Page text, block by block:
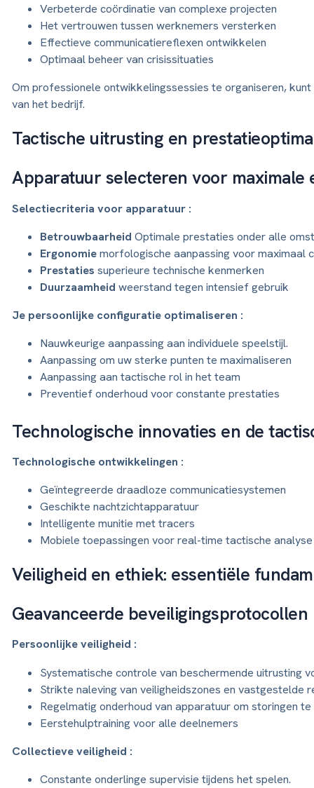
Verbeterde coördinatie van complexe projecten
Het vertrouwen tussen werknemers versterken
Effectieve communicatiereflexen ontwikkelen
Optimaal beheer van crisissituaties
Om professionele ontwikkelingssessies te organiseren,
van het bedrijf.
Tactische uitrusting en
Apparatuur selecteren voor maximale
Selectiecriteria voor apparatuur :
Betrouwbaarheid Optimale prestaties onder alle
Ergonomiemorfologische aanpassing voor maximaal
Prestaties superieure technische kenmerken
Duurzaamheid weerstand tegen intensief gebruik
Je persoonlijke configuratie optimaliseren :
Nauwkeurige aanpassing aan individuele speelstijl.
Aanpassing om uw sterke punten te maximaliseren
Aanpassing aan tactische rol in het team
Preventief onderhoud voor constante prestaties
Technologische innovaties en de
Technologische ontwikkelingen :
Geïntegreerde draadloze communicatiesystemen
Geschikte nachtzichtapparatuur
Intelligente munitie met tracers
Mobiele toepassingen voor real-time tactische analyse
Veiligheid en ethiek: essentiële
Geavanceerde beveiligingsprotocollen
Persoonlijke veiligheid :
Systematische controle van beschermende uitrusting
Strikte naleving van veiligheidszones en vastgestelde
Regelmatig onderhoud van apparatuur om storingen
Eerstehulptraining voor alle deelnemers
Collectieve veiligheid :
Constante onderlinge supervisie tijdens het spelen.